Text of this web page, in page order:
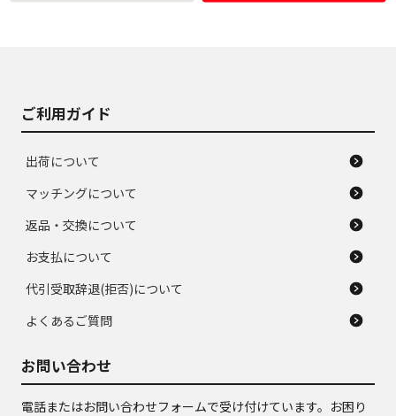
ご利用ガイド
出荷について
マッチングについて
返品・交換について
お支払について
代引受取辞退(拒否)について
よくあるご質問
お問い合わせ
電話またはお問い合わせフォームで受け付けています。お困り